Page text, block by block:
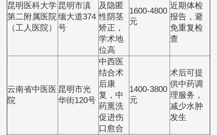
昆明医科大学
第二附属医院
（工人医院）
昆明市滇
缅大道374
号
及隐匿
性阴茎
矫正，
学术地
位高
1600-4800
元
近期体检
报告，避
免重复检
查
云南省中医医
院
昆明市光
华街120号
中西医
结合术
后康
复，中
药熏洗
促进伤
口愈合
1400-3800
元
术后可提
供中药调
理服务，
减少水肿
发生